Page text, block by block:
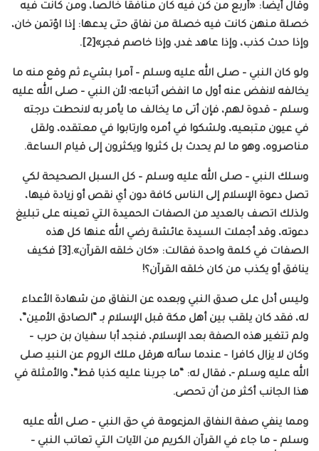
وقال أيضا: «أربع من كن فيه كان منافقا خالصا، ومن كانت فيه
خصلة منهن كانت فيه خصلة من نفاق حتى يدعها: إذا اؤتمن خان،
وإذا حدث كذب، وإذا عاهد غدر، وإذا خاصم فجر»[2].
ولو كان النبي – صلى الله عليه وسلم – آمرا بشيء ثم وقع منه ما
يخالفه لانفض عنه أول ما انفض أتباعه؛ لأن النبي – صلى الله عليه
وسلم – قدوة لهم، فإن أتى ما يخالف ما يأمر به لانحطت درجته
في عيون متبعيه، ولشكوا في أمره وارتابوا في معتقده، ولقل
مناصروه، وهو ما لم يحدث بل كثروا ويكثرون إلى قيام الساعة.
وسلك النبي – صلى الله عليه وسلم – كل السبل الصحيحة لكي
تصل دعوة الإسلام إلى الناس كافة دون أي نقص أو زيادة فيها،
ولذلك اتصف بالعديد من الصفات الحميدة التي تعينه على تبليغ
دعوته، وقد أجملت السيدة عائشة رضي الله عنها كل هذه
الصفات في كلمة واحدة فقالت: «كان خلقه القرآن».[3] فكيف
ينافق أو يكذب من كان خلقه القرآن؟!
وليس أدل على صدق النبي وبعده عن النفاق من شهادة الأعداء
له، فقد كان يلقب بين أهل مكة قبل الإسلام بـ “الصادق الأمين”،
ولم تتغير هذه الصفة بعد الإسلام، فنجد أبا سفيان بن حرب –
وكان لا يزال كافرا – عندما سأله هرقل ملك الروم عن النبيـ صلى
الله عليه وسلم -، فقال له: “ما جربنا عليه كذبا قط”، والأمثلة في
هذا الجانب أكثر من أن تحصى.
ومما ينفي صفة النفاق المزعومة في حق النبي – صلى الله عليه
وسلم – ما جاء في القرآن الكريم من الآيات التي تعاتب النبي –